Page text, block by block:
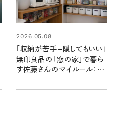
2026.05.08
「収納が苦手＝隠してもいい」
無印良品の「窓の家」で暮ら
す佐藤さんのマイルール：素